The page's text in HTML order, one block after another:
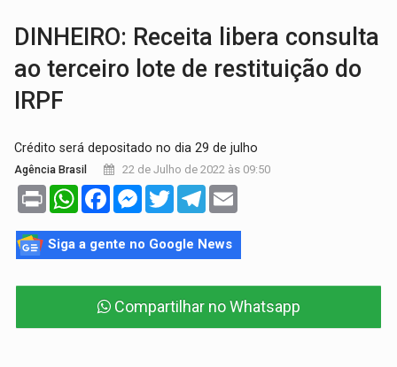
DINHEIRO: Receita libera consulta
ao terceiro lote de restituição do
IRPF
Crédito será depositado no dia 29 de julho
Agência Brasil 22 de Julho de 2022 às 09:50
Print WhatsAppFacebookMessenger
TwitterTelegram
Siga a gente no Google News
Compartilhar no Whatsapp